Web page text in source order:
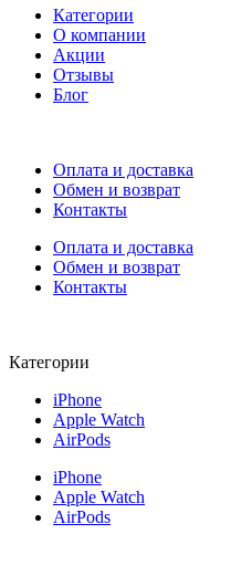
Категории
О компании
Акции
Отзывы
Блог
Оплата и доставка
Обмен и возврат
Контакты
Оплата и доставка
Обмен и возврат
Контакты
Категории
iPhone
Apple Watch
AirPods
iPhone
Apple Watch
AirPods